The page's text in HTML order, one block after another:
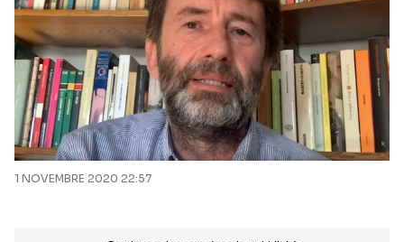
1 NOVEMBRE 2020 22:57